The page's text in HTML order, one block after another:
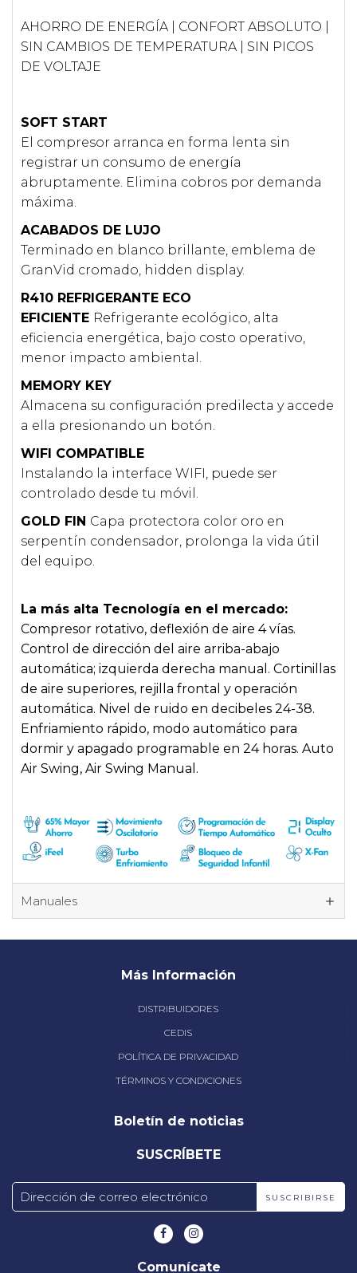
AHORRO DE ENERGÍA | CONFORT ABSOLUTO |
SIN CAMBIOS DE TEMPERATURA | SIN PICOS
DE VOLTAJE
SOFT START
El compresor arranca en forma lenta sin
registrar un consumo de energía
abruptamente. Elimina cobros por demanda
máxima.
ACABADOS DE LUJO
Terminado en blanco brillante, emblema de
GranVid cromado, hidden display.
R410 REFRIGERANTE ECO
EFICIENTE Refrigerante ecológico, alta
eficiencia energética, bajo costo operativo,
menor impacto ambiental.
MEMORY KEY
Almacena su configuración predilecta y accede
a ella presionando un botón.
WIFI COMPATIBLE
Instalando la interface WIFI, puede ser
controlado desde tu móvil.
GOLD FIN Capa protectora color oro en
serpentín condensador, prolonga la vida útil
del equipo.
La más alta Tecnología en el mercado:
Compresor rotativo, deflexión de aire 4 vías.
Control de dirección del aire arriba-abajo
automática; izquierda derecha manual. Cortinillas
de aire superiores, rejilla frontal y operación
automática. Nivel de ruido en decibeles 24-38.
Enfriamiento rápido, modo automático para
dormir y apagado programable en 24 horas. Auto
Air Swing, Air Swing Manual.
Manuales
Más Información
DISTRIBUIDORES
CEDIS
POLÍTICA DE PRIVACIDAD
TÉRMINOS Y CONDICIONES
Boletín de noticias
SUSCRÍBETE
Dirección de correo electrónico SUSCRIBIRSE
Comunícate